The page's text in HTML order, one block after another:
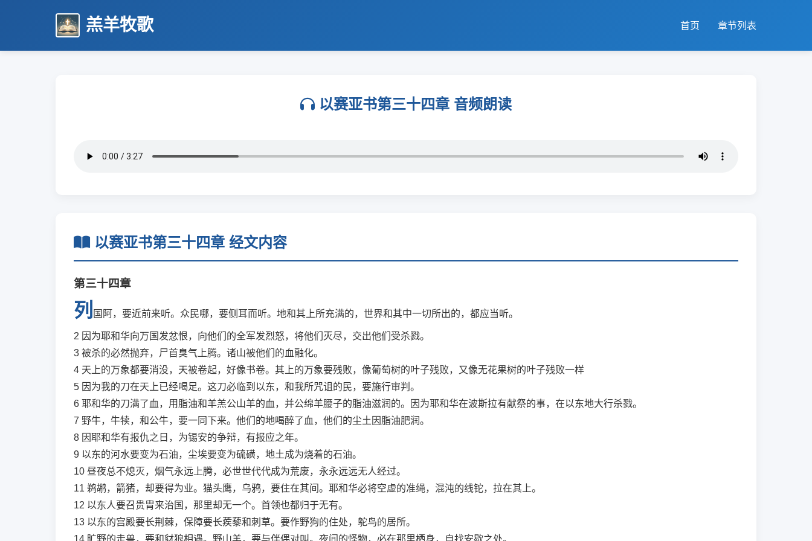
羔羊牧歌 首页 章节列表
以赛亚书第三十四章 音频朗读
以赛亚书第三十四章 经文内容
第三十四章
列 国阿，要近前来听。众民哪，要侧耳而听。地和其上所充满的，世界和其中一切所出的，都应当听。
2 因为耶和华向万国发忿恨，向他们的全军发烈怒，将他们灭尽，交出他们受杀戮。
3 被杀的必然抛弃，尸首臭气上腾。诸山被他们的血融化。
4 天上的万象都要消没，天被卷起，好像书卷。其上的万象要残败，像葡萄树的叶子残败，又像无花果树的叶子残败一样
5 因为我的刀在天上已经喝足。这刀必临到以东，和我所咒诅的民，要施行审判。
6 耶和华的刀满了血，用脂油和羊羔公山羊的血，并公绵羊腰子的脂油滋润的。因为耶和华在波斯拉有献祭的事，在以东地大行杀戮。
7 野牛，牛犊，和公牛，要一同下来。他们的地喝醉了血，他们的尘土因脂油肥润。
8 因耶和华有报仇之日，为锡安的争辩，有报应之年。
9 以东的河水要变为石油，尘埃要变为硫磺，地土成为烧着的石油。
10 昼夜总不熄灭，烟气永远上腾，必世世代代成为荒废，永永远远无人经过。
11 鹈鹕，箭猪，却要得为业。猫头鹰，乌鸦，要住在其间。耶和华必将空虚的准绳，混沌的线铊，拉在其上。
12 以东人要召贵胄来治国，那里却无一个。首领也都归于无有。
13 以东的宫殿要长荆棘，保障要长蒺藜和刺草。要作野狗的住处，鸵鸟的居所。
14 旷野的走兽，要和豺狼相遇。野山羊，要与伴偶对叫。夜间的怪物，必在那里栖身，自找安歇之处。